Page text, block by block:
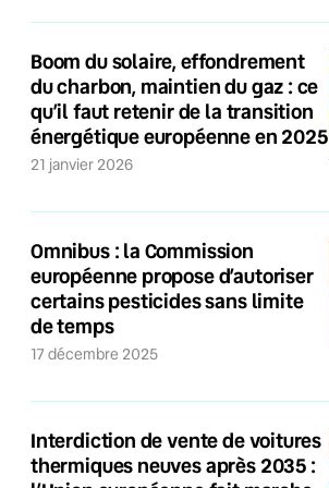
Boom du solaire, effondrement
du charbon, maintien du gaz : ce
qu’il faut retenir de la transition
énergétique européenne en 2025
21 janvier 2026
Omnibus : la Commission
européenne propose d’autoriser
certains pesticides sans limite
de temps
17 décembre 2025
Interdiction de vente de voitures
thermiques neuves après 2035 :